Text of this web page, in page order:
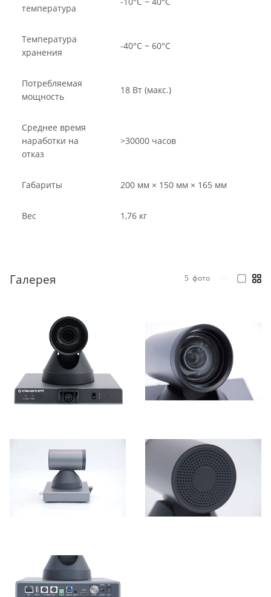
температура
Температура
хранения
-40°C ~ 60°C
Потребляемая
мощность
18 Вт (макс.)
Среднее время
наработки на
отказ
>30000 часов
Габариты 200 мм × 150 мм × 165 мм
Вес 1,76 кг
Галерея 5 фото